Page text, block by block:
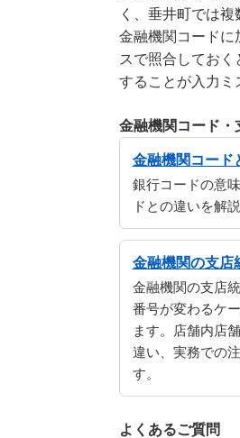
く、垂井町では
金融機関コードに
スで照合してお
することが入力ミ
金融機関コード・
金融機関コード
銀行コードの意
ドとの違いを解
金融機関の支店
金融機関の支店
番号が変わるケ
ます。店舗内店
違い、実務での
す。
よくあるご質問